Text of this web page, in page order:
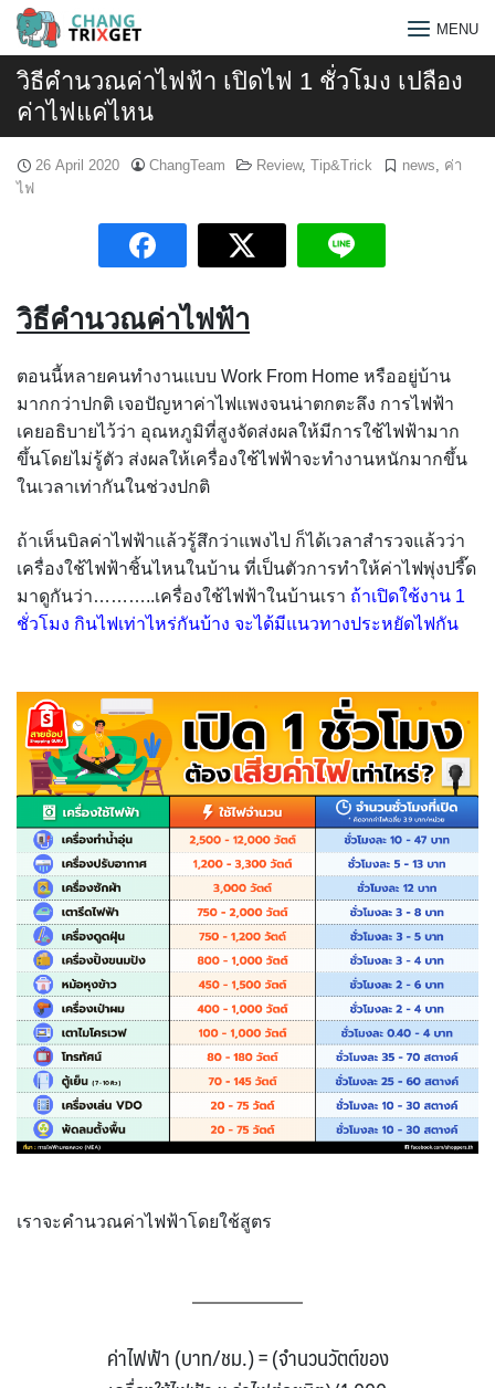
Skip
content
Search
for:
MENU
วิธีคำนวณค่าไฟฟ้า เปิดไฟ 1 ชั่วโมง เปลือง
ค่าไฟแค่ไหน
26 April 2020 ChangTeam Review, Tip&Trick news, ค่า
ไฟ
วิธีคำนวณค่าไฟฟ้า
ตอนนี้หลายคนทำงานแบบ Work From Home หรืออยู่บ้าน
มากกว่าปกติ เจอปัญหาค่าไฟแพงจนน่าตกตะลึง การไฟฟ้า
เคยอธิบายไว้ว่า อุณหภูมิที่สูงจัดส่งผลให้มีการใช้ไฟฟ้ามาก
ขึ้นโดยไม่รู้ตัว ส่งผลให้เครื่องใช้ไฟฟ้าจะทำงานหนักมากขึ้น
ในเวลาเท่ากันในช่วงปกติ
ถ้าเห็นบิลค่าไฟฟ้าแล้วรู้สึกว่าแพงไป ก็ได้เวลาสำรวจแล้วว่า
เครื่องใช้ไฟฟ้าชิ้นไหนในบ้าน ที่เป็นตัวการทำให้ค่าไฟพุ่งปรี๊ด
มาดูกันว่า………..เครื่องใช้ไฟฟ้าในบ้านเรา ถ้าเปิดใช้งาน 1
ชั่วโมง กินไฟเท่าไหร่กันบ้าง จะได้มีแนวทางประหยัดไฟกัน
เราจะคำนวณค่าไฟฟ้าโดยใช้สูตร
ค่าไฟฟ้า (บาท/ชม.) = (จำนวนวัตต์ของ